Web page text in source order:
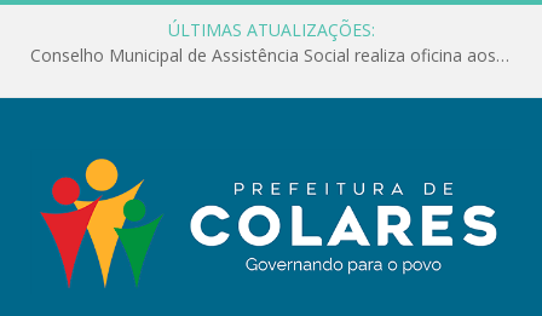
ÚLTIMAS ATUALIZAÇÕES:
Conselho Municipal de Assistência Social realiza oficina aos servidores